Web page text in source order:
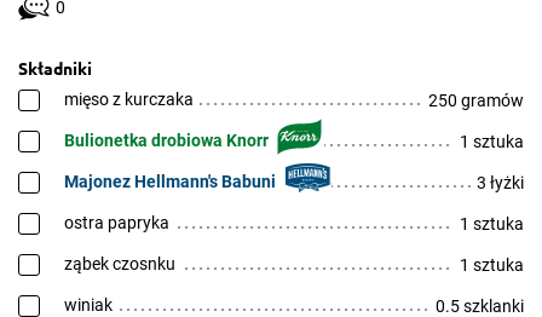
0
Składniki
mięso z kurczaka 250 gramów
Bulionetka drobiowa Knorr 1 sztuka
Majonez Hellmann's Babuni 3 łyżki
ostra papryka 1 sztuka
ząbek czosnku 1 sztuka
winiak 0.5 szklanki